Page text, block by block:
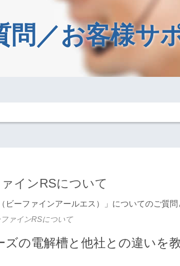
問／お客様サ
インRSについて
ーファインアールエス）」についてのご質問
ファインRSについて
ズの電解槽と他社との違いを